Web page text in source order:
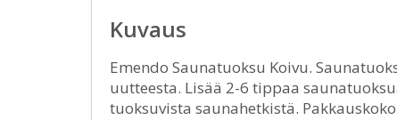
Kuvaus
Emendo Saunatuoksu Koivu.
uutteesta. Lisää 2-6 tippaa
tuoksuvista saunahetkistä.